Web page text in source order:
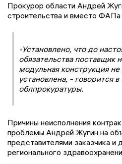
Прокурор области Андрей
строительства и вместо ФАПа
-Установлено, что до
обязательства поставщик
модульная конструкция не
установлена, - говорится
облпрокуратуры.
Причины неисполнения
проблемы Андрей Жугин на
представителями заказчика и
регионального